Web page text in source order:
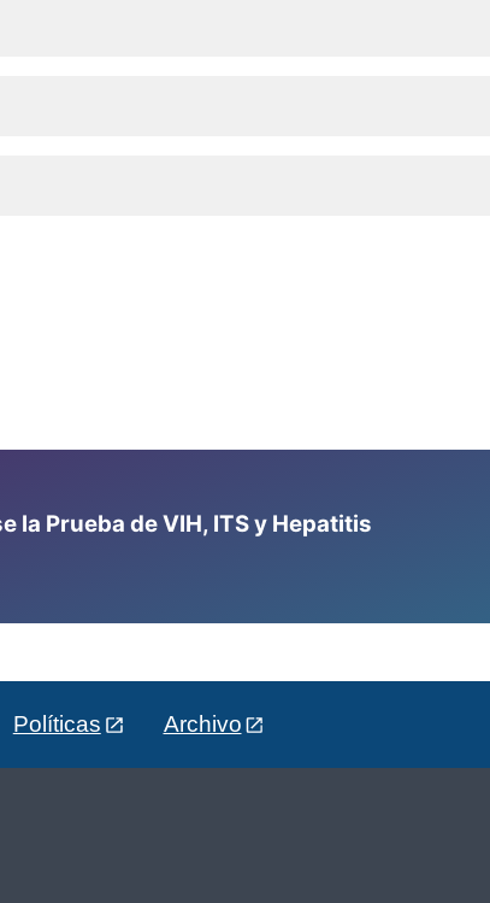
la Prueba de VIH, ITS y Hepatitis
Políticas Archivo